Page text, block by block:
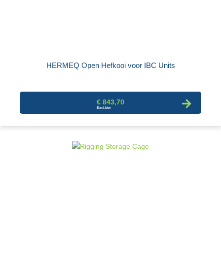
HERMEQ Open Hefkooi voor IBC Units
€ 843,70